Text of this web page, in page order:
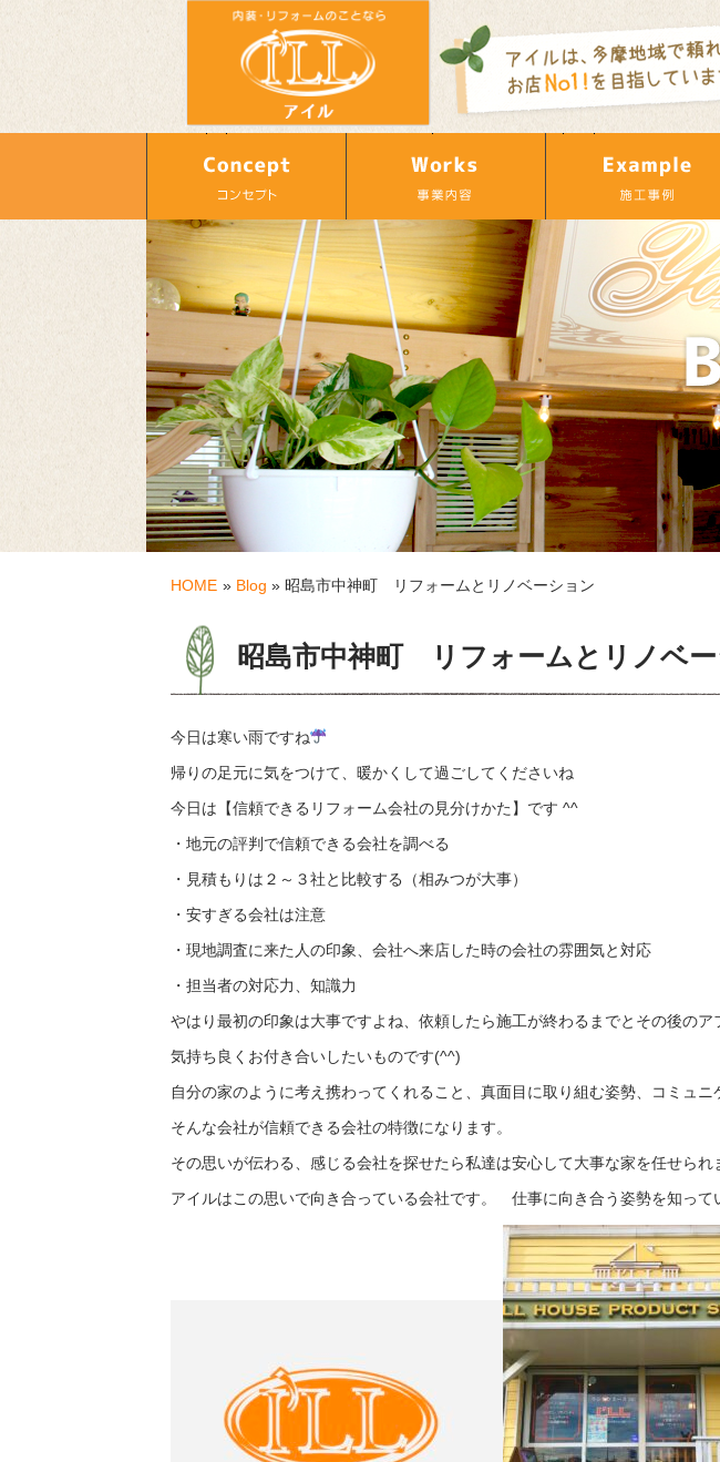
HOME » Blog » 昭島市中神町 リフォームとリノベーション
昭島市中神町 リフォームとリノベ
今日は寒い雨ですね
帰りの足元に気をつけて、暖かくして過ごしてくださいね
今日は【信頼できるリフォーム会社の見分けかた】です ^^
・地元の評判で信頼できる会社を調べる
・見積もりは２～３社と比較する（相みつが大事）
・安すぎる会社は注意
・現地調査に来た人の印象、会社へ来店した時の会社の雰囲気と対応
・担当者の対応力、知識力
やはり最初の印象は大事ですよね、依頼したら施工が終わるまでとその後のア
気持ち良くお付き合いしたいものです(^^)
自分の家のように考え携わってくれること、真面目に取り組む姿勢、コミュ
そんな会社が信頼できる会社の特徴になります。
その思いが伝わる、感じる会社を探せたら私達は安心して大事な家を任せられ
アイルはこの思いで向き合っている会社です。 仕事に向き合う姿勢を知って